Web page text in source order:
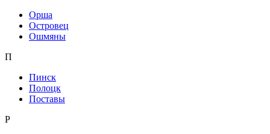
Орша
Островец
Ошмяны
П
Пинск
Полоцк
Поставы
Р